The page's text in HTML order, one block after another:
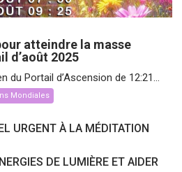
atteindre la masse
d’août 2025
du Portail d’Ascension de 12:21...
Mondiales
URGENT À LA MÉDITATION
DE LUMIÈRE ET AIDER